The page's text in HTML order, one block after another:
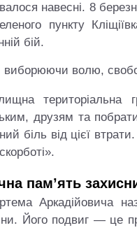
навесні. 8
пункту
бій.
виборюючи волю,
друзям та
біль від цієї
пам’ять
Аркадійовича
Його подвиг — це
Іван Зубенко —